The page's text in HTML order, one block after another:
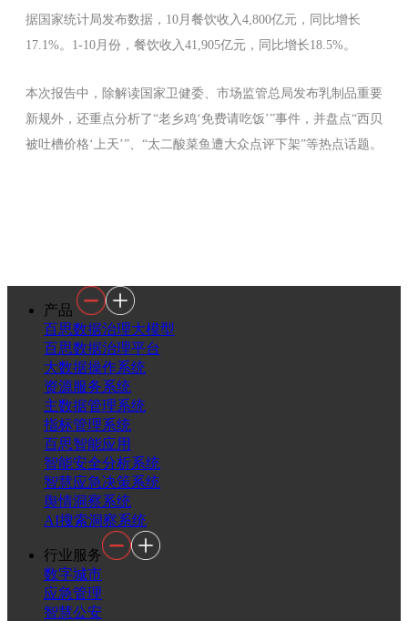
据国家统计局发布数据，10月餐饮收入4,800亿元，同比增长
17.1%。1-10月份，餐饮收入41,905亿元，同比增长18.5%。
本次报告中，除解读国家卫健委、市场监管总局发布乳制品重要
新规外，还重点分析了“老乡鸡‘免费请吃饭’”事件，并盘点“西贝
被吐槽价格‘上天’”、“太二酸菜鱼遭大众点评下架”等热点话题。
产品
百思数据治理大模型
百思数据治理平台
大数据操作系统
资源服务系统
主数据管理系统
指标管理系统
百思智能应用
智能安全分析系统
智慧应急决策系统
舆情洞察系统
AI搜索洞察系统
行业服务
数字城市
应急管理
智慧公安